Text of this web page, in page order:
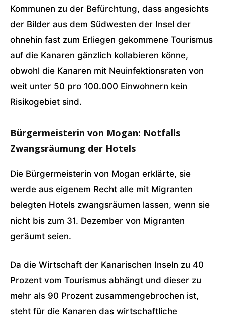
Kommunen zu der Befürchtung, dass angesichts
der Bilder aus dem Südwesten der Insel der
ohnehin fast zum Erliegen gekommene Tourismus
auf die Kanaren gänzlich kollabieren könne,
obwohl die Kanaren mit Neuinfektionsraten von
weit unter 50 pro 100.000 Einwohnern kein
Risikogebiet sind.
Bürgermeisterin von Mogan: Notfalls
Zwangsräumung der Hotels
Die Bürgermeisterin von Mogan erklärte, sie
werde aus eigenem Recht alle mit Migranten
belegten Hotels zwangsräumen lassen, wenn sie
nicht bis zum 31. Dezember von Migranten
geräumt seien.
Da die Wirtschaft der Kanarischen Inseln zu 40
Prozent vom Tourismus abhängt und dieser zu
mehr als 90 Prozent zusammengebrochen ist,
steht für die Kanaren das wirtschaftliche